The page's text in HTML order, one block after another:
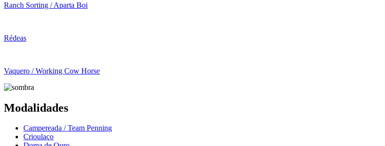
Ranch Sorting / Aparta Boi
Rédeas
Vaquero / Working Cow Horse
Modalidades
Campereada / Team Penning
Crioulaço